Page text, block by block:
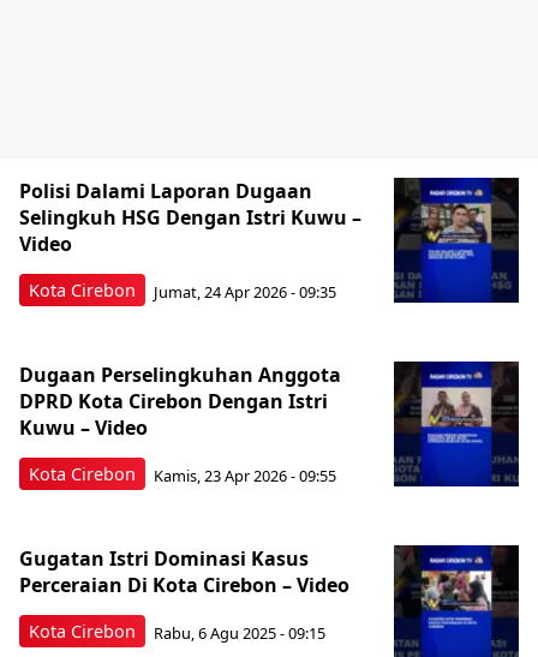
Kota Cirebon
Polisi Dalami Laporan Dugaan
Selingkuh HSG Dengan Istri Kuwu –
Video
Jumat, 24 Apr 2026 - 09:35
Kota Cirebon
Dugaan Perselingkuhan Anggota
DPRD Kota Cirebon Dengan Istri
Kuwu – Video
Kamis, 23 Apr 2026 - 09:55
Kota Cirebon
Gugatan Istri Dominasi Kasus
Perceraian Di Kota Cirebon – Video
Rabu, 6 Agu 2025 - 09:15